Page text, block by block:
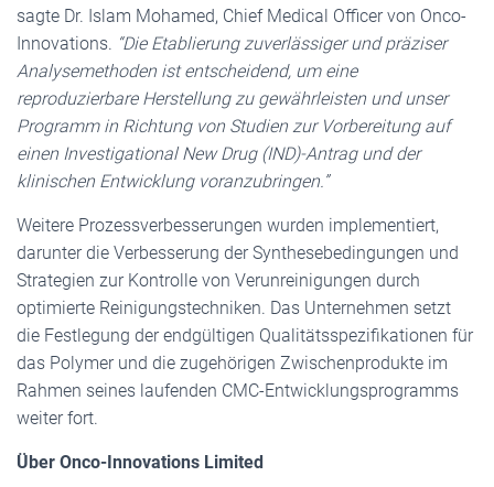
sagte Dr. Islam Mohamed, Chief Medical Officer von Onco-
Innovations. “Die Etablierung zuverlässiger und präziser
Analysemethoden ist entscheidend, um eine
reproduzierbare Herstellung zu gewährleisten und unser
Programm in Richtung von Studien zur Vorbereitung auf
einen Investigational New Drug (IND)-Antrag und der
klinischen Entwicklung voranzubringen.”
Weitere Prozessverbesserungen wurden implementiert,
darunter die Verbesserung der Synthesebedingungen und
Strategien zur Kontrolle von Verunreinigungen durch
optimierte Reinigungstechniken. Das Unternehmen setzt
die Festlegung der endgültigen Qualitätsspezifikationen für
das Polymer und die zugehörigen Zwischenprodukte im
Rahmen seines laufenden CMC-Entwicklungsprogramms
weiter fort.
Über Onco-Innovations Limited